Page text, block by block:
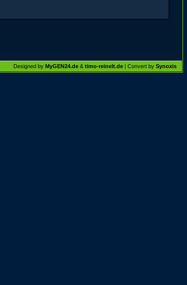
Designed by MyGEN24.de & timo-reinelt.de | Convert by Synoxis